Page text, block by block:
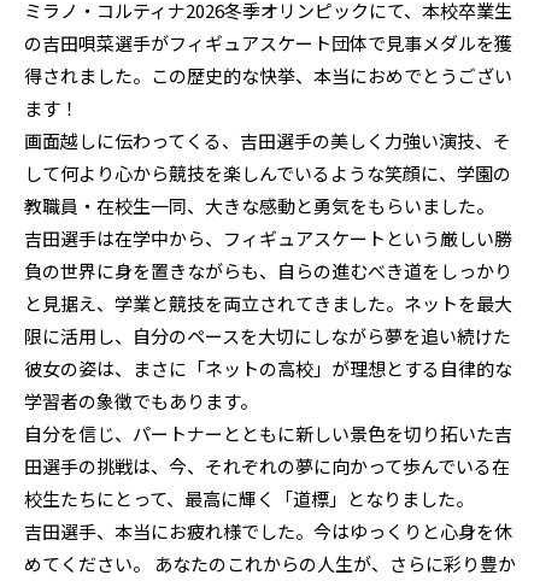
ミラノ・コルティナ2026冬季オリンピックにて、本校卒業生
の吉田唄菜選手がフィギュアスケート団体で見事メダルを獲
得されました。この歴史的な快挙、本当におめでとうござい
ます！
画面越しに伝わってくる、吉田選手の美しく力強い演技、そ
して何より心から競技を楽しんでいるような笑顔に、学園の
教職員・在校生一同、大きな感動と勇気をもらいました。
吉田選手は在学中から、フィギュアスケートという厳しい勝
負の世界に身を置きながらも、自らの進むべき道をしっかり
と見据え、学業と競技を両立されてきました。ネットを最大
限に活用し、自分のペースを大切にしながら夢を追い続けた
彼女の姿は、まさに「ネットの高校」が理想とする自律的な
学習者の象徴でもあります。
自分を信じ、パートナーとともに新しい景色を切り拓いた吉
田選手の挑戦は、今、それぞれの夢に向かって歩んでいる在
校生たちにとって、最高に輝く「道標」となりました。
吉田選手、本当にお疲れ様でした。今はゆっくりと心身を休
めてください。 あなたのこれからの人生が、さらに彩り豊か